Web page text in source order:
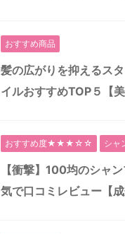
おすすめ商品
髪の広がりを抑えるス
イルおすすめTOP５【美
おすすめ度★★★☆☆ シャ
【衝撃】100均のシャ
気で口コミレビュー【成